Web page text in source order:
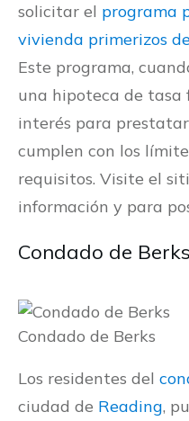
solicitar el programa
vivienda primerizos
Este programa,
una hipoteca de tasa
interés para
cumplen con los
requisitos. Visite el
información y para
Condado de Berks
Condado de Berks
Los residentes del
ciudad de Reading,